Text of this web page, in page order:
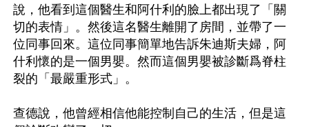
說，他看到這個醫生和阿什利的臉上都出現了「關
切的表情」。然後這名醫生離開了房間，並帶了一
位同事回來。這位同事簡單地告訴朱迪斯夫婦，阿
什利懷的是一個男嬰。然而這個男嬰被診斷爲脊柱
裂的「最嚴重形式」。
查德說，他曾經相信他能控制自己的生活，但是這